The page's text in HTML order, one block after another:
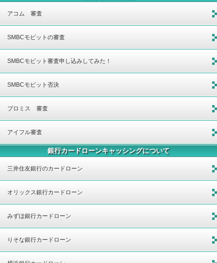
アコム 審査
SMBCモビットの審査
SMBCモビット審査申し込みしてみた！
SMBCモビット否決
プロミス 審査
アイフル審査
銀行カードローンキャッシングについて
三井住友銀行のカードローン
オリックス銀行カードローン
みずほ銀行カードローン
りそな銀行カードローン